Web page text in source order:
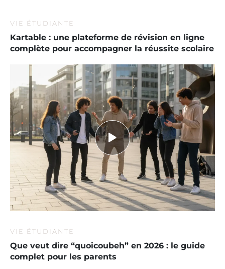
VIE ÉTUDIANTE
Kartable : une plateforme de révision en ligne
complète pour accompagner la réussite scolaire
VIE ÉTUDIANTE
Que veut dire “quoicoubeh” en 2026 : le guide
complet pour les parents